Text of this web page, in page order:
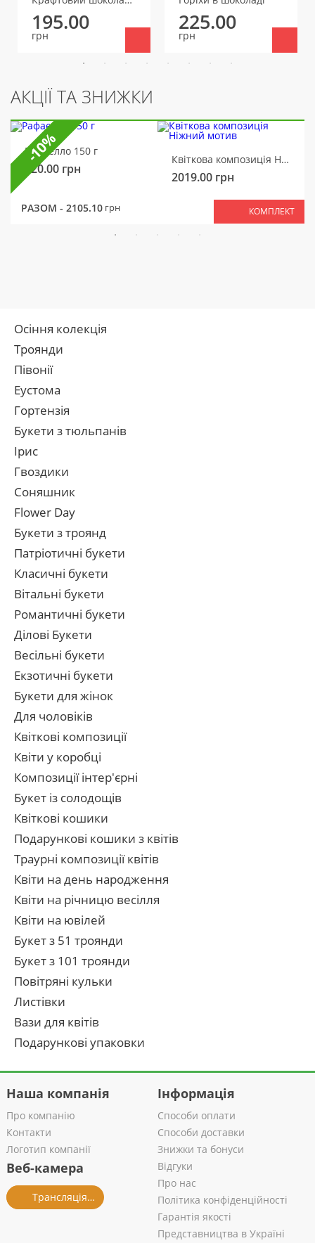
195.00
грн
225.00
грн
АКЦІЇ ТА ЗНИЖКИ
Рафаелло 150 г
320.00 грн
Квіткова композиція Ніжний мотив
2019.00 грн
РАЗОМ - 2105.10 грн КОМПЛЕКТ
-10%
Осіння колекція
Троянди
Півонії
Еустома
Гортензія
Букети з тюльпанів
Ірис
Гвоздики
Соняшник
Flower Day
Букети з троянд
Патріотичні букети
Класичні букети
Вітальні букети
Романтичні букети
Ділові Букети
Весільні букети
Екзотичні букети
Букети для жінок
Для чоловіків
Квіткові композиції
Квіти у коробці
Композиції інтер'єрні
Букет із солодощів
Квіткові кошики
Подарункові кошики з квітів
Траурні композиції квітів
Квіти на день народження
Квіти на річницю весілля
Квіти на ювілей
Букет з 51 троянди
Букет з 101 троянди
Повітряні кульки
Листівки
Вази для квітів
Подарункові упаковки
Наша компанія
Про компанію
Контакти
Логотип компанії
Веб-камера
Трансляція із салону
Інформація
Способи оплати
Способи доставки
Знижки та бонуси
Відгуки
Про нас
Політика конфіденційності
Гарантія якості
Представництва в Україні